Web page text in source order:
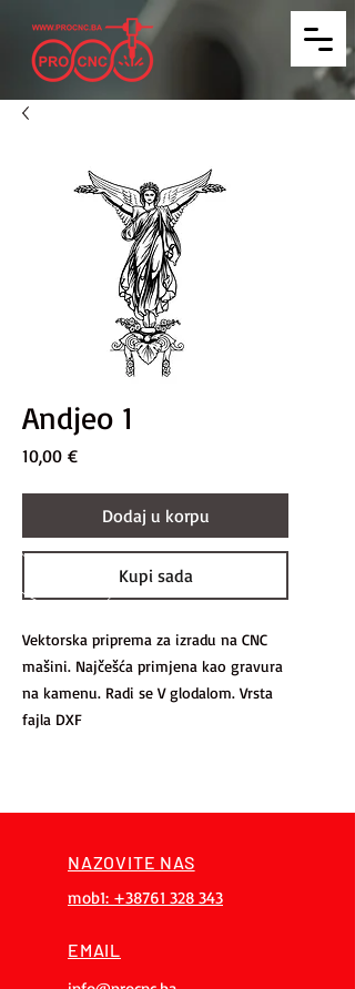
Andjeo 1
10,00 €Price
Dodaj u korpu
Kupi sada
Vektorska priprema za izradu na CNC
mašini. Najčešća primjena kao gravura
na kamenu. Radi se V glodalom. Vrsta
fajla DXF
NAZOVITE NAS
mob1: +38761 328 343
EMAIL